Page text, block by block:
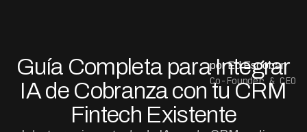
Guía Completa para Integrar
IA de Cobranza con tu CRM
Fintech Existente
por Ed Escobar
Co-Founder & CEO